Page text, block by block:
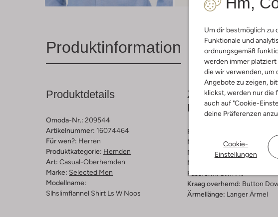
Um dir bestmöglich zu
Funktionale und
ordnungsgemäß
werden immer
die wir verwenden, um
Angebote zu zeigen,
klickst, werden nur die
auch auf "Cookie-
deine Präferenzen
Cookie-
Einstellungen
Produktinformation
Produktdetails
Omoda-Nr.: 209544
Artikelnummer: 16074464
Für wen?: Herren
Produktkategorie: Hemden
Art: Casual-Oberhemden
Marke: Selected Men
Modellname:
Slhslimflannel Shirt Ls W Noos
Passform
Farbe :
Muster:
Meliert
Material:
Baumwolle
Materiaalpercentages:
Passform:
Kraag overhemd: Button
Ärmellänge: Langer Ärmel